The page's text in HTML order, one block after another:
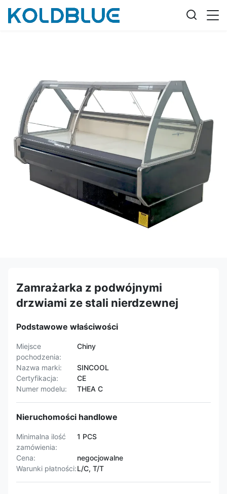
Zamrażarka z podwójnymi
drzwiami ze stali nierdzewnej
Podstawowe właściwości
Miejsce
pochodzenia:
Chiny
Nazwa marki:
SINCOOL
Certyfikacja:
CE
Numer modelu:
THEA C
Nieruchomości handlowe
Minimalna ilość
zamówienia:
1 PCS
Cena:
negocjowalne
Warunki płatności:L/C, T/T